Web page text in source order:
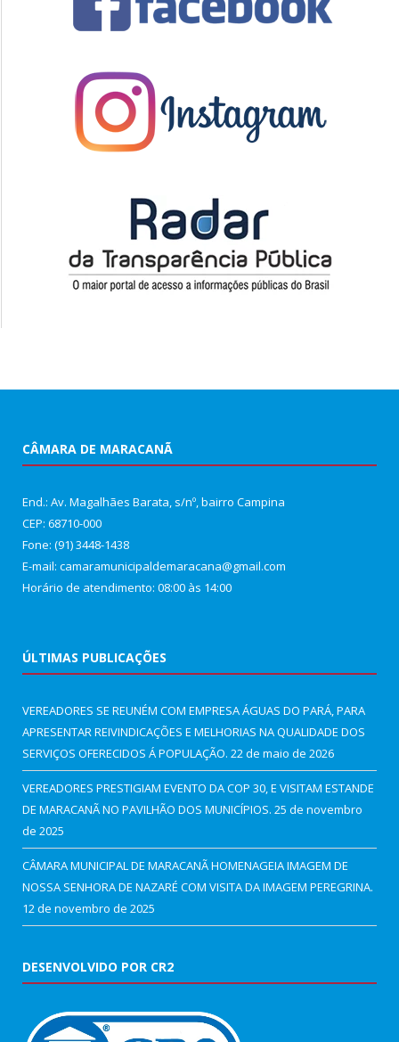
CÂMARA DE MARACANÃ
End.: Av. Magalhães Barata, s/nº, bairro Campina
CEP: 68710-000
Fone: (91) 3448-1438
E-mail: camaramunicipaldemaracana@gmail.com
Horário de atendimento: 08:00 às 14:00
ÚLTIMAS PUBLICAÇÕES
VEREADORES SE REUNÉM COM EMPRESA ÁGUAS DO PARÁ, PARA
APRESENTAR REIVINDICAÇÕES E MELHORIAS NA QUALIDADE DOS
SERVIÇOS OFERECIDOS Á POPULAÇÃO. 22 de maio de 2026
VEREADORES PRESTIGIAM EVENTO DA COP 30, E VISITAM ESTANDE
DE MARACANÃ NO PAVILHÃO DOS MUNICÍPIOS. 25 de novembro
de 2025
CÂMARA MUNICIPAL DE MARACANÃ HOMENAGEIA IMAGEM DE
NOSSA SENHORA DE NAZARÉ COM VISITA DA IMAGEM PEREGRINA.
12 de novembro de 2025
DESENVOLVIDO POR CR2